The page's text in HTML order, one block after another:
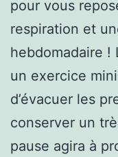
pour vous
respiration et
hebdomadaire !
un exercice
d’évacuer les
conserver un
pause agira à